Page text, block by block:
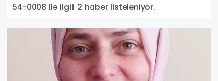
54-0008 ile ilgili 2 haber listeleniyor.